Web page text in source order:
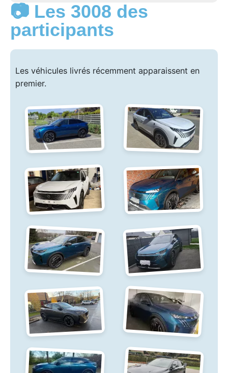
📷 Les 3008 des
participants
Les véhicules livrés récemment apparaissent en
premier.